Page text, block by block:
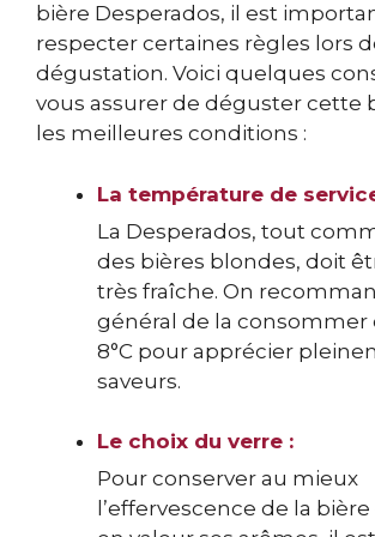
bière Desperados, il est
respecter certaines règles lors
dégustation. Voici quelques
vous assurer de déguster cette
les meilleures conditions :
La température de
La Desperados, tout
des bières blondes, doit
très fraîche. On
général de la consommer
8°C pour apprécier
saveurs.
Le choix du verre :
Pour conserver au mieux
l’effervescence de la